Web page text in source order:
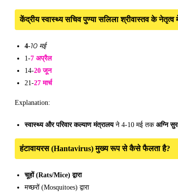
केंद्रीय स्वास्थ्य सचिव पुण्या सलिला श्रीवास्तव के
4-10 मई
1-7 अप्रैल
14-20 जून
21-27 मार्च
Explanation:
स्वास्थ्य और परिवार कल्याण मंत्रालयने 4-10 मई तक अग्नि
हंटावायरस (Hantavirus) मुख्य रूप से कैसे फैलता है?
चूहों (Rats/Mice) द्वारा
मच्छरों (Mosquitoes) द्वारा